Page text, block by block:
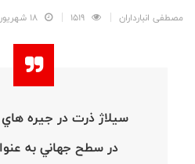
مصطفی انبارداران
سيلاژ ذرت در جيره
در سطح جهاني به